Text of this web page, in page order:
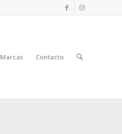
Marcas Contacto